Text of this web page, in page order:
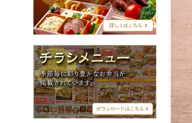
ー
ズ
チ
ラ
シ
メ
ニ
ュ
ー